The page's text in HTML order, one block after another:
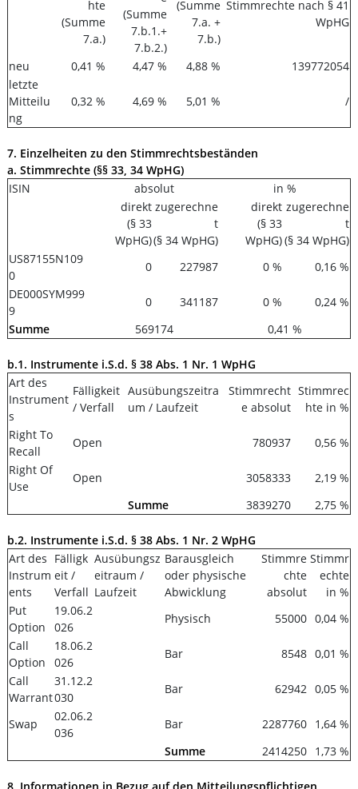
hte
(Summe
7.a.)
(Summe
7.b.1.+
7.b.2.)
(Summe
7.a. +
7.b.)
Stimmrechte nach § 41
WpHG
neu 0,41 % 4,47 % 4,88 %
139772054
letzte
Mitteilu
ng
0,32 % 4,69 % 5,01 % /
7. Einzelheiten zu den Stimmrechtsbeständen
a. Stimmrechte (§§ 33, 34 WpHG)
ISIN
absolut
in %
direkt
(§ 33
WpHG)
zugerechne
t
(§ 34 WpHG)
direkt
(§ 33
WpHG)
zugerechne
t
(§ 34 WpHG)
US87155N109
0
0 227987 0 %
0,16 %
DE000SYM999
9
0 341187 0 %
0,24 %
Summe
569174 0,41 %
b.1. Instrumente i.S.d. § 38 Abs. 1 Nr. 1 WpHG
Art des
Instrument
s
Fälligkeit
/ Verfall
Ausübungszeitra
um / Laufzeit
Stimmrecht
e absolut
Stimmrec
hte in %
Right To
Recall
Open 780937
0,56 %
Right Of
Use
Open 3058333
2,19 %
Summe
3839270 2,75 %
b.2. Instrumente i.S.d. § 38 Abs. 1 Nr. 2 WpHG
Art des
Instrum
ents
Fälligk
eit /
Verfall
Ausübungsz
eitraum /
Laufzeit
Barausgleich
oder physische
Abwicklung
Stimmre
chte
absolut
Stimmr
echte
in %
Put
Option
19.06.2
026
Physisch 55000 0,04 %
Call
Option
18.06.2
026
Bar 8548 0,01 %
Call
Warrant
31.12.2
030
Bar 62942 0,05 %
Swap
02.06.2
036
Bar 2287760 1,64 %
Summe
2414250 1,73 %